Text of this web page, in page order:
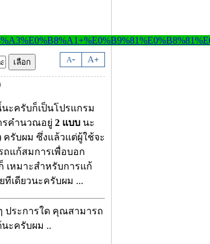
A- A+
ะครับก็เป็นโปรแกรม
รคำนวณอยู่ 2 แบบ นะ
ครับผม ซึ่งแล้วแต่ผู้ใช้จะ
ถแก้สมการเพื่อบอก
เหมาะสำหรับการแก้
เดียวนะครับผม ...
ประการใด คุณสามารถ
นะครับผม ..